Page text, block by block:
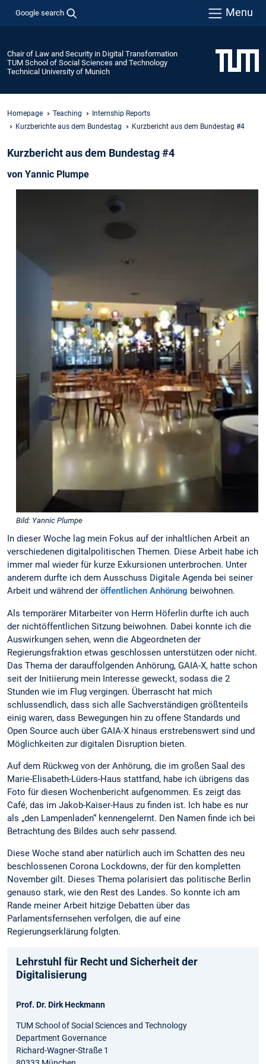
Google search Menu
Chair of Law and Security in Digital Transformation
TUM School of Social Sciences and Technology
Technical University of Munich
Homepage Teaching
Internship Reports
Kurzberichte aus dem Bundestag
Kurzbericht aus dem Bundestag #4
Kurzbericht aus dem Bundestag #4
von Yannic Plumpe
Bild: Yannic Plumpe
In dieser Woche lag mein Fokus auf der inhaltlichen Arbeit an
verschiedenen digitalpolitischen Themen. Diese Arbeit habe ich
immer mal wieder für kurze Exkursionen unterbrochen. Unter
anderem durfte ich dem Ausschuss Digitale Agenda bei seiner
Arbeit und während der öffentlichen Anhörung beiwohnen.
Als temporärer Mitarbeiter von Herrn Höferlin durfte ich auch
der nichtöffentlichen Sitzung beiwohnen. Dabei konnte ich die
Auswirkungen sehen, wenn die Abgeordneten der
Regierungsfraktion etwas geschlossen unterstützen oder nicht.
Das Thema der darauffolgenden Anhörung, GAIA-X, hatte schon
seit der Initiierung mein Interesse geweckt, sodass die 2
Stunden wie im Flug vergingen. Überrascht hat mich
schlussendlich, dass sich alle Sachverständigen größtenteils
einig waren, dass Bewegungen hin zu offene Standards und
Open Source auch über GAIA-X hinaus erstrebenswert sind und
Möglichkeiten zur digitalen Disruption bieten.
Auf dem Rückweg von der Anhörung, die im großen Saal des
Marie-Elisabeth-Lüders-Haus stattfand, habe ich übrigens das
Foto für diesen Wochenbericht aufgenommen. Es zeigt das
Café, das im Jakob-Kaiser-Haus zu finden ist. Ich habe es nur
als „den Lampenladen“ kennengelernt. Den Namen finde ich bei
Betrachtung des Bildes auch sehr passend.
Diese Woche stand aber natürlich auch im Schatten des neu
beschlossenen Corona Lockdowns, der für den kompletten
November gilt. Dieses Thema polarisiert das politische Berlin
genauso stark, wie den Rest des Landes. So konnte ich am
Rande meiner Arbeit hitzige Debatten über das
Parlamentsfernsehen verfolgen, die auf eine
Regierungserklärung folgten.
Lehrstuhl für Recht und Sicherheit der
Digitalisierung
Prof. Dr. Dirk Heckmann
TUM School of Social Sciences and Technology
Department Governance
Richard-Wagner-Straße 1